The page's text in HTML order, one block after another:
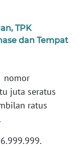
TPK
dan Tempat
nomor
juta seratus
ratus